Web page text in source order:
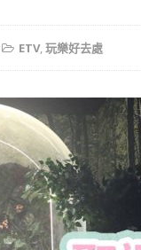
ETV,玩樂好去處